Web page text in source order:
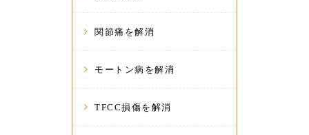
関節痛を解消
モートン病を解消
TFCC損傷を解消